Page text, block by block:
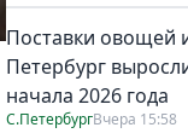
Фото: скриншот
Поставки овощей
Петербург
начала 2026 года
С.ПетербургВчера 15:58